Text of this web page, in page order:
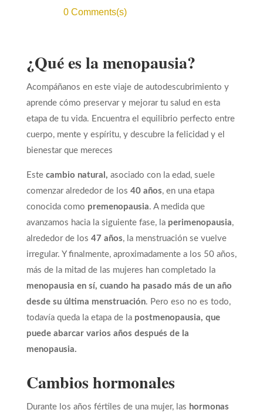
0 Comments(s)
¿Qué es la menopausia?
Acompáñanos en este viaje de autodescubrimiento y
aprende cómo preservar y mejorar tu salud en esta
etapa de tu vida. Encuentra el equilibrio perfecto entre
cuerpo, mente y espíritu, y descubre la felicidad y el
bienestar que mereces
Estecambio natural, asociado con la edad, suele
comenzar alrededor de los 40 años, en una etapa
conocida como premenopausia. A medida que
avanzamos hacia la siguiente fase, la perimenopausia,
alrededor de los 47 años, la menstruación se vuelve
irregular. Y finalmente, aproximadamente a los 50 años,
más de la mitad de las mujeres han completado la
menopausia en sí, cuando ha pasado más de un año
desde su última menstruación. Pero eso no es todo,
todavía queda la etapa de la postmenopausia, que
puede abarcar varios años después de la
menopausia.
Cambios hormonales
Durante los años fértiles de una mujer, las hormonas